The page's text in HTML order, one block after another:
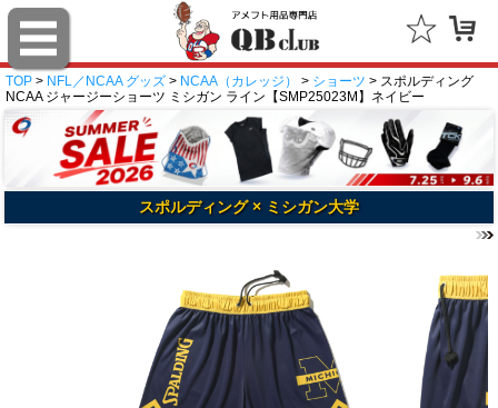
TOP > NFL／NCAA グッズ > NCAA（カレッジ） > ショーツ > スポルディング
NCAA ジャージーショーツ ミシガン ライン【SMP25023M】ネイビー
スポルディング × ミシガン大学